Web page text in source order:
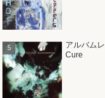
アルバム
Cure